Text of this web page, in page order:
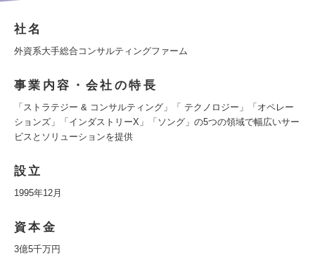
社名
外資系大手総合コンサルティングファーム
事業内容・会社の特長
「ストラテジー & コンサルティング」「 テクノロジー」「オペレー
ションズ」「インダストリーX」「ソング」の5つの領域で幅広いサー
ビスとソリューションを提供
設立
1995年12月
資本金
3億5千万円